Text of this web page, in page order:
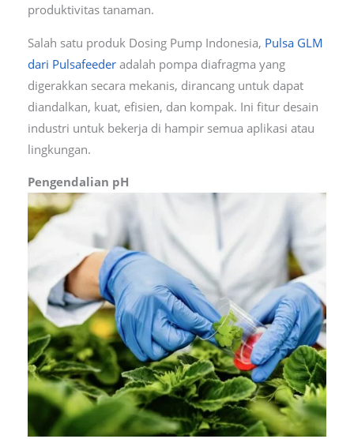
produktivitas tanaman.
Salah satu produk Dosing Pump Indonesia, Pulsa GLM
dari Pulsafeederadalah pompa diafragma yang
digerakkan secara mekanis, dirancang untuk dapat
diandalkan, kuat, efisien, dan kompak. Ini fitur desain
industri untuk bekerja di hampir semua aplikasi atau
lingkungan.
Pengendalian pH